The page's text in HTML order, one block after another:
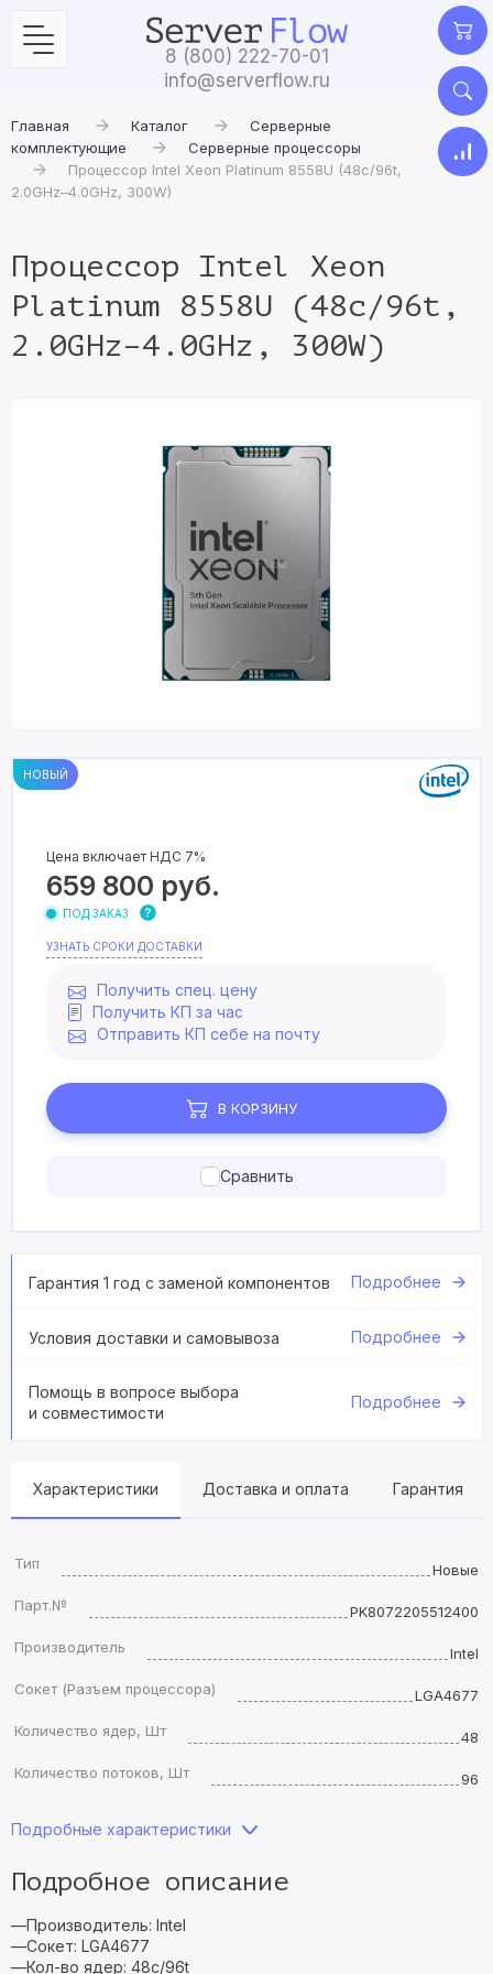
8 (800) 222-70-01
info@serverflow.ru
Главная Каталог
Серверные
комплектующие
Серверные процессоры
Процессор Intel Xeon Platinum 8558U (48c/96t,
2.0GHz–4.0GHz, 300W)
Процессор Intel Xeon
Platinum 8558U (48c/96t,
2.0GHz–4.0GHz, 300W)
НОВЫЙ
Цена включает НДС 7%
659 800 руб.
ПОД ЗАКАЗ
УЗНАТЬ СРОКИ ДОСТАВКИ
Получить спец. цену
Получить КП за час
Отправить КП себе на почту
В КОРЗИНУ
Сравнить
Гарантия 1 год с заменой компонентов Подробнее
Условия доставки и самовывоза Подробнее
Помощь в вопросе выбора
и совместимости
Подробнее
Характеристики Доставка и оплата Гарантия
Тип
Новые
Парт.№
PK8072205512400
Производитель
Intel
Сокет (Разъем процессора)
LGA4677
Количество ядер, Шт
48
Количество потоков, Шт
96
Подробные характеристики
Подробное описание
—Производитель: Intel
—Сокет: LGA4677
—Кол-во ядер: 48c/96t